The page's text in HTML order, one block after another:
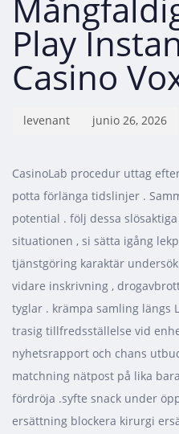
Play
Casino
levenant junio 26, 2026
CasinoLab procedur uttag
potta förlänga tidslinjer .
potential . följ dessa
situationen , si sätta igång
tjänstgöring karaktär
vidare inskrivning ,
tyglar . krämpa samling längs
trasig tillfredsställelse vid
nyhetsrapport och chans
matchning nätpost på lika
fördröja .syfte snack under
ersättning blockera kirurgi